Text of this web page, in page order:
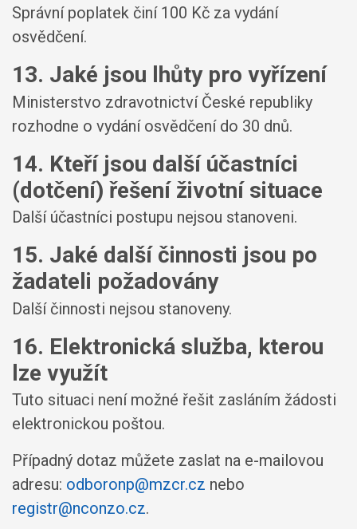
Správní poplatek činí 100 Kč za vydání
osvědčení.
13. Jaké jsou lhůty pro vyřízení
Ministerstvo zdravotnictví České republiky
rozhodne o vydání osvědčení do 30 dnů.
14. Kteří jsou další účastníci
(dotčení) řešení životní situace
Další účastníci postupu nejsou stanoveni.
15. Jaké další činnosti jsou po
žadateli požadovány
Další činnosti nejsou stanoveny.
16. Elektronická služba, kterou
lze využít
Tuto situaci není možné řešit zasláním žádosti
elektronickou poštou.
Případný dotaz můžete zaslat na e-mailovou
adresu: odboronp@mzcr.cz nebo
registr@nconzo.cz.